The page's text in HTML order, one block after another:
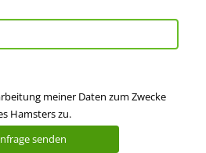
meiner Daten zum Zwecke
Hamsters zu.